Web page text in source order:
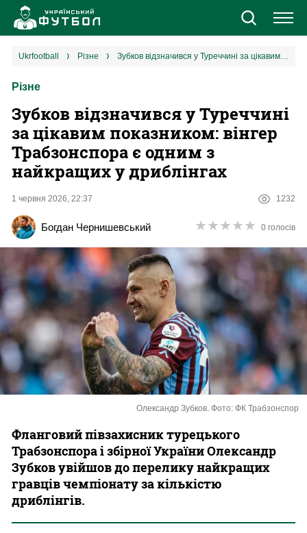
Новини
Єврокубки
УПЛ
2 ліга
Різне
Букмекери
Казино
ukrfootball різне Зубков відзначився у Туреччині за цікавим показником: вінгер Трабзонспора є одним з найкращих у дриблінгах
Різне
Зубков відзначився у Туреччині
за цікавим показником: вінгер
Трабзонспора є одним з
найкращих у дриблінгах
1 червня 2026, 22:37 1232
Богдан Чернишевський ★★★★★
★★★★★ 0 голосів
Олександр Зубков. Фото: ФК Трабзонспор
Фланговий півзахисник турецького
Трабзонспора і збірної України Олександр
Зубков увійшов до перелику найкращих
гравців чемпіонату за кількістю
дриблінгів.